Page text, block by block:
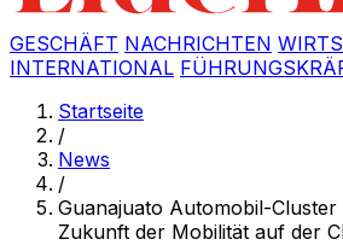
GESCHÄFT NACHRICHTEN
INTERNATIONAL
Startseite
/
News
/
Guanajuato Automobil-Cluster
Zukunft der Mobilität auf der